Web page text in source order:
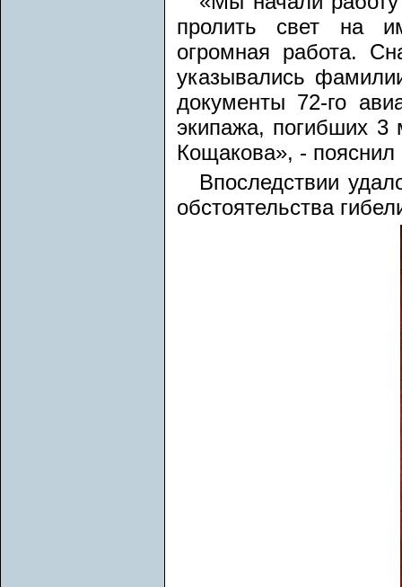
пролить свет на
огромная работа.
указывались
документы 72-го
экипажа, погибших 3
Кощакова», - пояснил
Впоследствии
обстоятельства